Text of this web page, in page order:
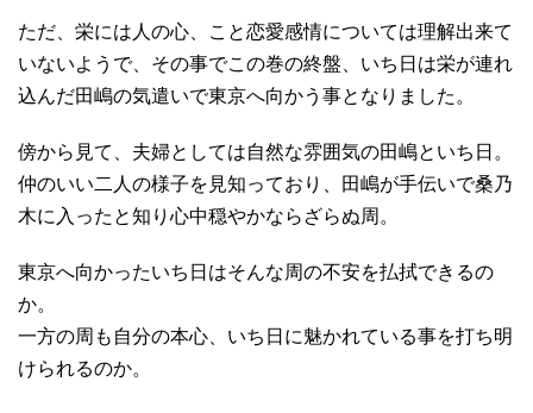
ただ、栄には人の心、こと恋愛感情については理解出来て
いないようで、その事でこの巻の終盤、いち日は栄が連れ
込んだ田嶋の気遣いで東京へ向かう事となりました。
傍から見て、夫婦としては自然な雰囲気の田嶋といち日。
仲のいい二人の様子を見知っており、田嶋が手伝いで桑乃
木に入ったと知り心中穏やかならざらぬ周。
東京へ向かったいち日はそんな周の不安を払拭できるの
か。
一方の周も自分の本心、いち日に魅かれている事を打ち明
けられるのか。